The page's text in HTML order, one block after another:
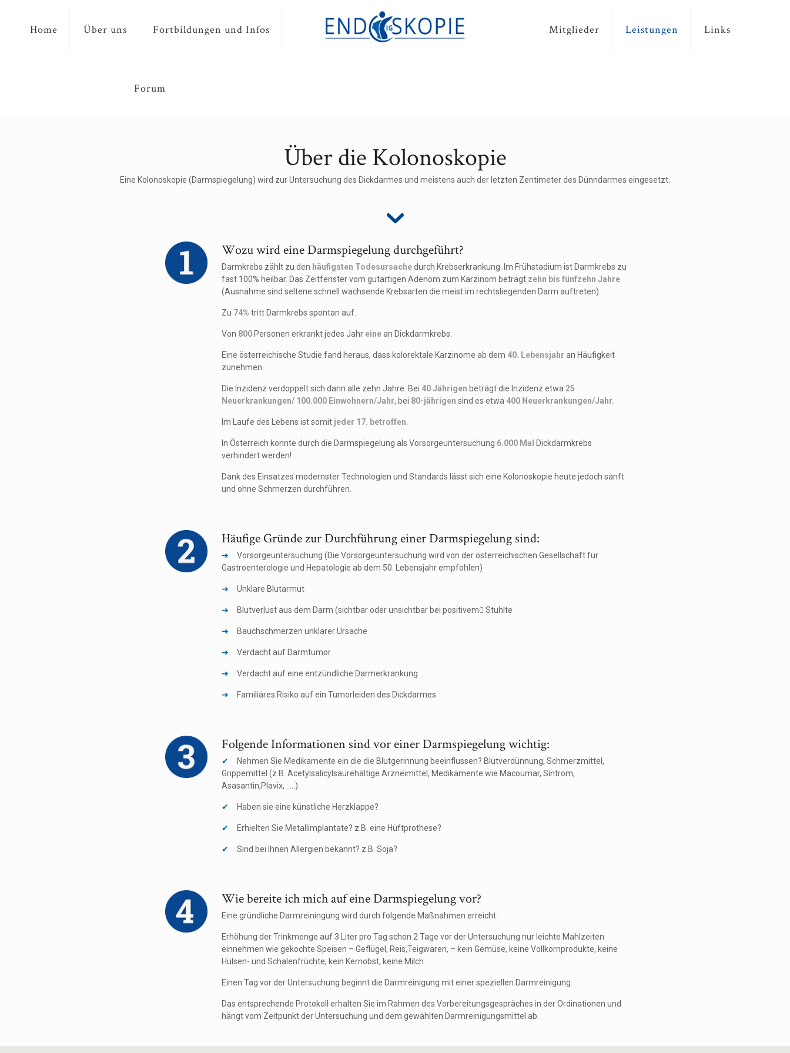
Home Über uns Fortbildungen und Infos
Forum
Mitglieder Leistungen Links
Über die Kolonoskopie
Eine Kolonoskopie (Darmspiegelung) wird zur Untersuchung des Dickdarmes und meistens auch der letzten Zentimeter des Dünndarmes eingesetzt.
Wozu wird eine Darmspiegelung durchgeführt?
Darmkrebs zählt zu den häufigsten Todesursachedurch Krebserkrankung. Im Frühstadium ist Darmkrebs zu
fast 100% heilbar. Das Zeitfenster vom gutartigen Adenom zum Karzinom beträgt zehn bis fünfzehn Jahre
(Ausnahme sind seltene schnell wachsende Krebsarten die meist im rechtsliegenden Darm auftreten).
Zu 74% tritt Darmkrebs spontan auf.
Von 800 Personen erkrankt jedes Jahr einean Dickdarmkrebs.
Eine österreichische Studie fand heraus, dass kolorektale Karzinome ab dem 40. Lebensjahr an Häufigkeit
zunehmen.
Die Inzidenz verdoppelt sich dann alle zehn Jahre. Bei 40 Jährigen beträgt die Inzidenz etwa 25
Neuerkrankungen/ 100.000 Einwohnern/Jahr, bei 80-jährigen sind es etwa 400 Neuerkrankungen/Jahr.
Im Laufe des Lebens ist somit jeder 17. betroffen
In Österreich konnte durch die Darmspiegelung als Vorsorgeuntersuchung 6.000 Mal
Dickdarmkrebs
verhindert werden!
Dank des Einsatzes modernster Technologien und Standards lässt sich eine Kolonoskopie heute jedoch sanft
und ohne Schmerzen durchführen.
Häufige Gründe zur Durchführung einer Darmspiegelung sind:
Vorsorgeuntersuchung (Die Vorsorgeuntersuchung wird von der österreichischen Gesellschaft für
Gastroenterologie und Hepatologie ab dem 50. Lebensjahr empfohlen)
Unklare Blutarmut
Blutverlust aus dem Darm (sichtbar oder unsichtbar bei positivem Stuhlte
Bauchschmerzen unklarer Ursache
Verdacht auf Darmtumor
Verdacht auf eine entzündliche Darmerkrankung
Familiäres Risiko auf ein Tumorleiden des Dickdarmes
Folgende Informationen sind vor einer Darmspiegelung wichtig:
Nehmen Sie Medikamente ein die die Blutgerinnung beeinflussen? Blutverdünnung, Schmerzmittel,
Grippemittel (z.B. Acetylsalicylsäurehältige Arzneimittel, Medikamente wie Macoumar, Sintrom,
Asasantin,Plavix, .....)
Haben sie eine künstliche Herzklappe?
Erhielten Sie Metallimplantate? z.B. eine Hüftprothese?
Sind bei Ihnen Allergien bekannt? z.B. Soja?
Wie bereite ich mich auf eine Darmspiegelung vor?
Eine gründliche Darmreiningung wird durch folgende Maßnahmen erreicht:
Erhöhung der Trinkmenge auf 3 Liter pro Tag schon 2 Tage vor der Untersuchung nur leichte Mahlzeiten
einnehmen wie gekochte Speisen – Geflügel, Reis,Teigwaren, – kein Gemüse, keine Vollkornprodukte, keine
Hülsen- und Schalenfrüchte, kein Kernobst, keine Milch
Einen Tag vor der Untersuchung beginnt die Darmreinigung mit einer speziellen Darmreinigung.
Das entsprechende Protokoll erhalten Sie im Rahmen des Vorbereitungsgespräches in der Ordinationen und
hängt vom Zeitpunkt der Untersuchung und dem gewählten Darmreinigungsmittel ab.